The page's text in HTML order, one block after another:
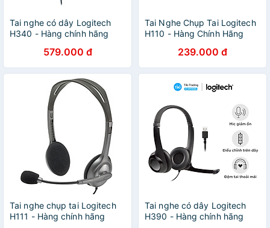
Tai nghe có dây Logitech
H340 - Hàng chính hãng
579.000 đ
Tai Nghe Chụp Tai Logitech
H110 - Hàng Chính Hãng
239.000 đ
Tai nghe chụp tai Logitech
H111 - Hàng chính hãng
Tai nghe có dây Logitech
H390 - Hàng chính hãng